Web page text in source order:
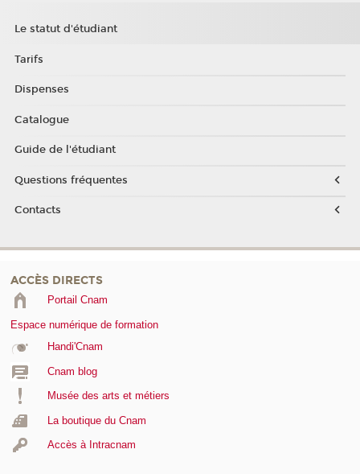
Le statut d'étudiant
Tarifs
Dispenses
Catalogue
Guide de l'étudiant
Questions fréquentes
Contacts
ACCÈS DIRECTS
Portail Cnam
Espace numérique de formation
Handi'Cnam
Cnam blog
Musée des arts et métiers
La boutique du Cnam
Accès à Intracnam